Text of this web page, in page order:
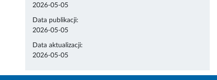
2026-05-05
Data publikacji:
2026-05-05
Data aktualizacji:
2026-05-05